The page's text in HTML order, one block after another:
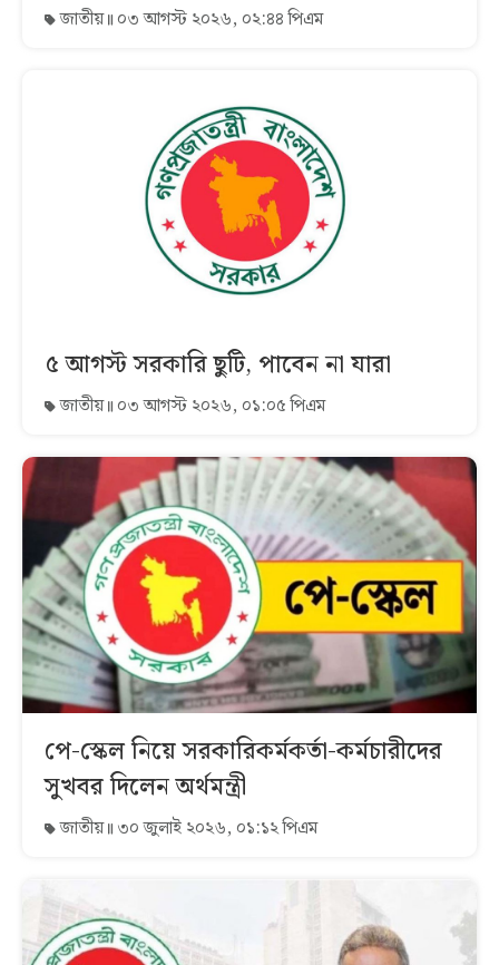
জাতীয় ০৩ আগস্ট ২০২৬, ০২:৪৪ পিএম
৫ আগস্ট সরকারি ছুটি, পাবেন না যারা
জাতীয় ০৩ আগস্ট ২০২৬, ০১:০৫ পিএম
পে-স্কেল নিয়ে সরকারিকর্মকর্তা-কর্মচারীদের
সুখবর দিলেন অর্থমন্ত্রী
জাতীয় ৩০ জুলাই ২০২৬, ০১:১২ পিএম